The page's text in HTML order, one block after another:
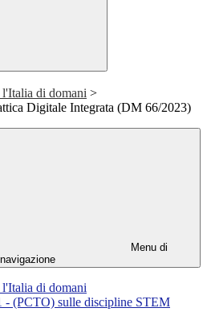
di domani >
Digitale Integrata (DM 66/2023)
Menu di
navigazione
di domani
- (PCTO) sulle discipline STEM